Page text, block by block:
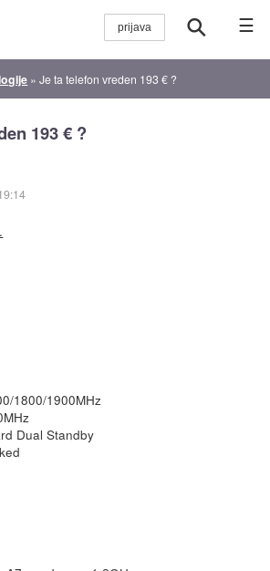
☰
»Je ta telefon vreden 193 € ?
193 € ?
1800/1900MHz
Dual Standby